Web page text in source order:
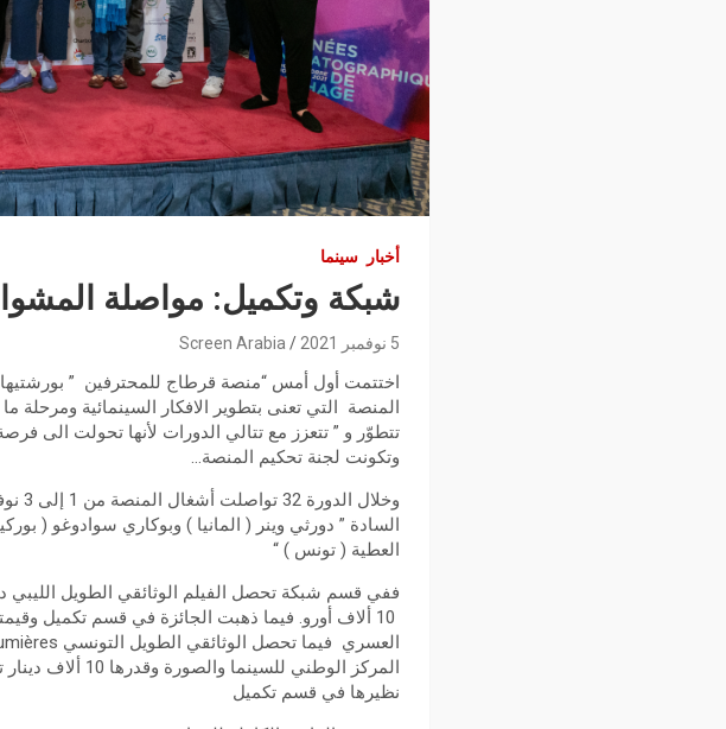
أخبار سينما
شبكة وتكميل: مواصلة المشوار
5 نوفمبر 2021 Screen Arabia
تتطوّر و ” تتعزز مع تتالي الدورات لأنها تحولت الى
وتكونت لجنة تحكيم المنصة…
السادة ” دورثي وينر ( المانيا ) وبوكاري سوادوغو (
العطية ( تونس ) “
ففي قسم شبكة تحصل الفيلم الوثائقي الطويل الليبي
المركز الوطني
نظيرها في قسم تكميل